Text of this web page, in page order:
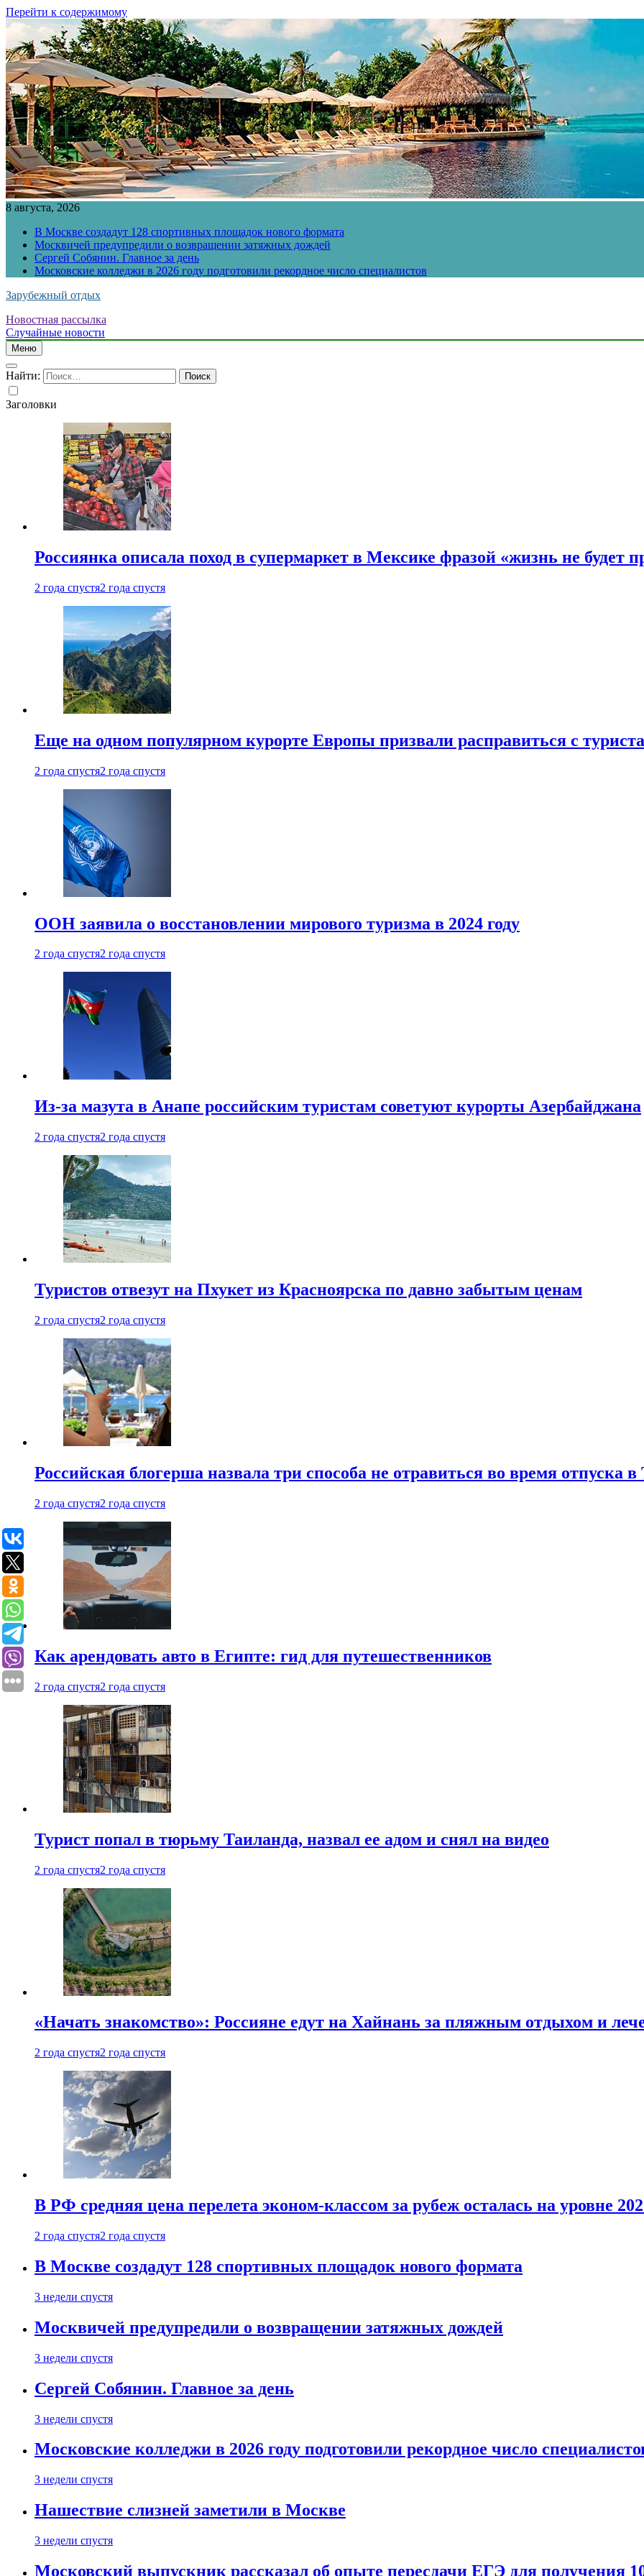
Перейти к содержимому
8 августа, 2026
В Москве создадут 128 спортивных площадок нового формата
Москвичей предупредили о возвращении затяжных дождей
Сергей Собянин. Главное за день
Московские колледжи в 2026 году подготовили рекордное число специалистов
Зарубежный отдых
Новостная рассылка
Случайные новости
Меню
Найти:
Заголовки
Россиянка описала поход в супермаркет в Мексике фразой «жизнь не будет
2 года спустя2 года спустя
Еще на одном популярном курорте Европы призвали расправиться с
2 года спустя2 года спустя
ООН заявила о восстановлении мирового туризма в 2024 году
2 года спустя2 года спустя
Из-за мазута в Анапе российским туристам советуют курорты Азербайджана
2 года спустя2 года спустя
Туристов отвезут на Пхукет из Красноярска по давно забытым ценам
2 года спустя2 года спустя
Российская блогерша назвала три способа не отравиться во время отпуска в
2 года спустя2 года спустя
Как арендовать авто в Египте: гид для путешественников
2 года спустя2 года спустя
Турист попал в тюрьму Таиланда, назвал ее адом и снял на видео
2 года спустя2 года спустя
«Начать знакомство»: Россияне едут на Хайнань за пляжным отдыхом и
2 года спустя2 года спустя
В РФ средняя цена перелета эконом-классом за рубеж осталась на уровне
2 года спустя2 года спустя
В Москве создадут 128 спортивных площадок нового формата
3 недели спустя
Москвичей предупредили о возвращении затяжных дождей
3 недели спустя
Сергей Собянин. Главное за день
3 недели спустя
Московские колледжи в 2026 году подготовили рекордное число
3 недели спустя
Нашествие слизней заметили в Москве
3 недели спустя
Московский выпускник рассказал об опыте пересдачи ЕГЭ для получения